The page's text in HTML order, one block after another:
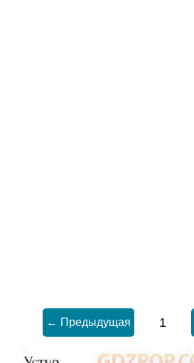
← Предыдущая 1